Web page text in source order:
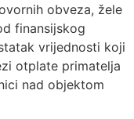
obveza, žele
finansijskog
vrijednosti koji
otplate primatelja
nad objektom